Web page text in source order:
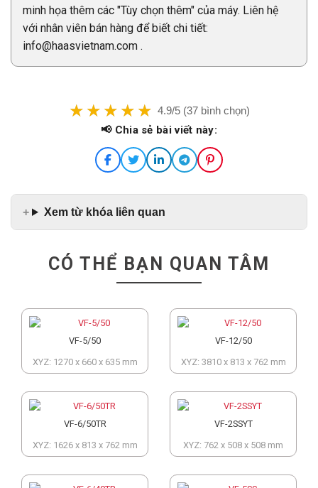
minh họa thêm các "Tùy chọn thêm" của máy. Liên hệ
với nhân viên bán hàng để biết chi tiết:
info@haasvietnam.com .
4.9/5 (37 bình chọn)
📢 Chia sẻ bài viết này:
Xem từ khóa liên quan
CÓ THỂ BẠN QUAN TÂM
VF-5/50
XYZ: 1270 x 660 x 635 mm
VF-12/50
XYZ: 3810 x 813 x 762 mm
VF-6/50TR
XYZ: 1626 x 813 x 762 mm
VF-2SSYT
XYZ: 762 x 508 x 508 mm